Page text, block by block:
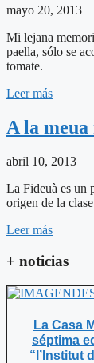
mayo 20, 2013
Mi lejana
paella, sólo se
tomate.
Leer más
A la
abril 10, 2013
La Fideuà es un
origen de la
Leer más
+ noticias
La Casa
séptima
“l’Institut